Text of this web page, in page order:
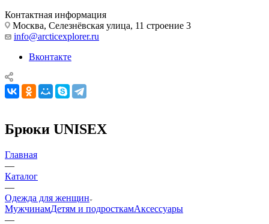
Контактная информация
Москва, Селезнёвская улица, 11 строение 3
info@arcticexplorer.ru
Вконтакте
Брюки UNISEX
Главная
—
Каталог
—
Одежда для женщин
МужчинамДетям и подросткамАксессуары
—